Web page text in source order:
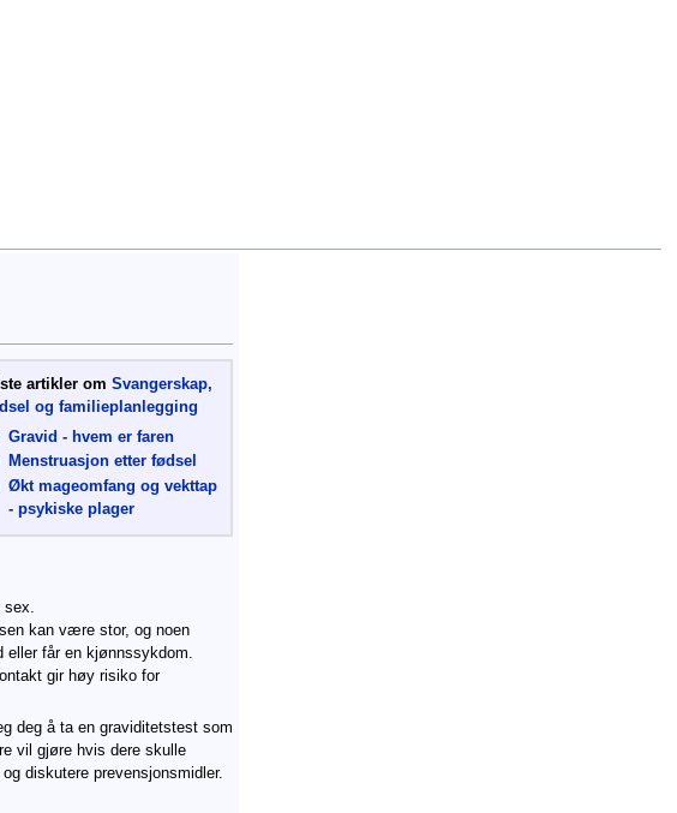
artikler om Svangerskap,
og familieplanlegging
Gravid - hvem er faren
Menstruasjon etter fødsel
Økt mageomfang og vekttap
- psykiske plager
sex.
kan være stor, og noen
eller får en kjønnssykdom.
gir høy risiko for
deg å ta en graviditetstest som
vil gjøre hvis dere skulle
diskutere prevensjonsmidler.